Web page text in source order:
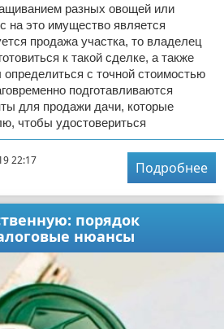
разных овощей или
на это имущество является
продажа участка, то владелец
к такой сделке, а также
определиться с точной стоимостью
подготавливаются
для продажи дачи, которые
чтобы удостовериться
22:17
Подробнее
порядок
нюансы